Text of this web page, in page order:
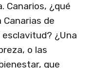
Canarios, ¿qué
Canarias de
¿Una
o las
que